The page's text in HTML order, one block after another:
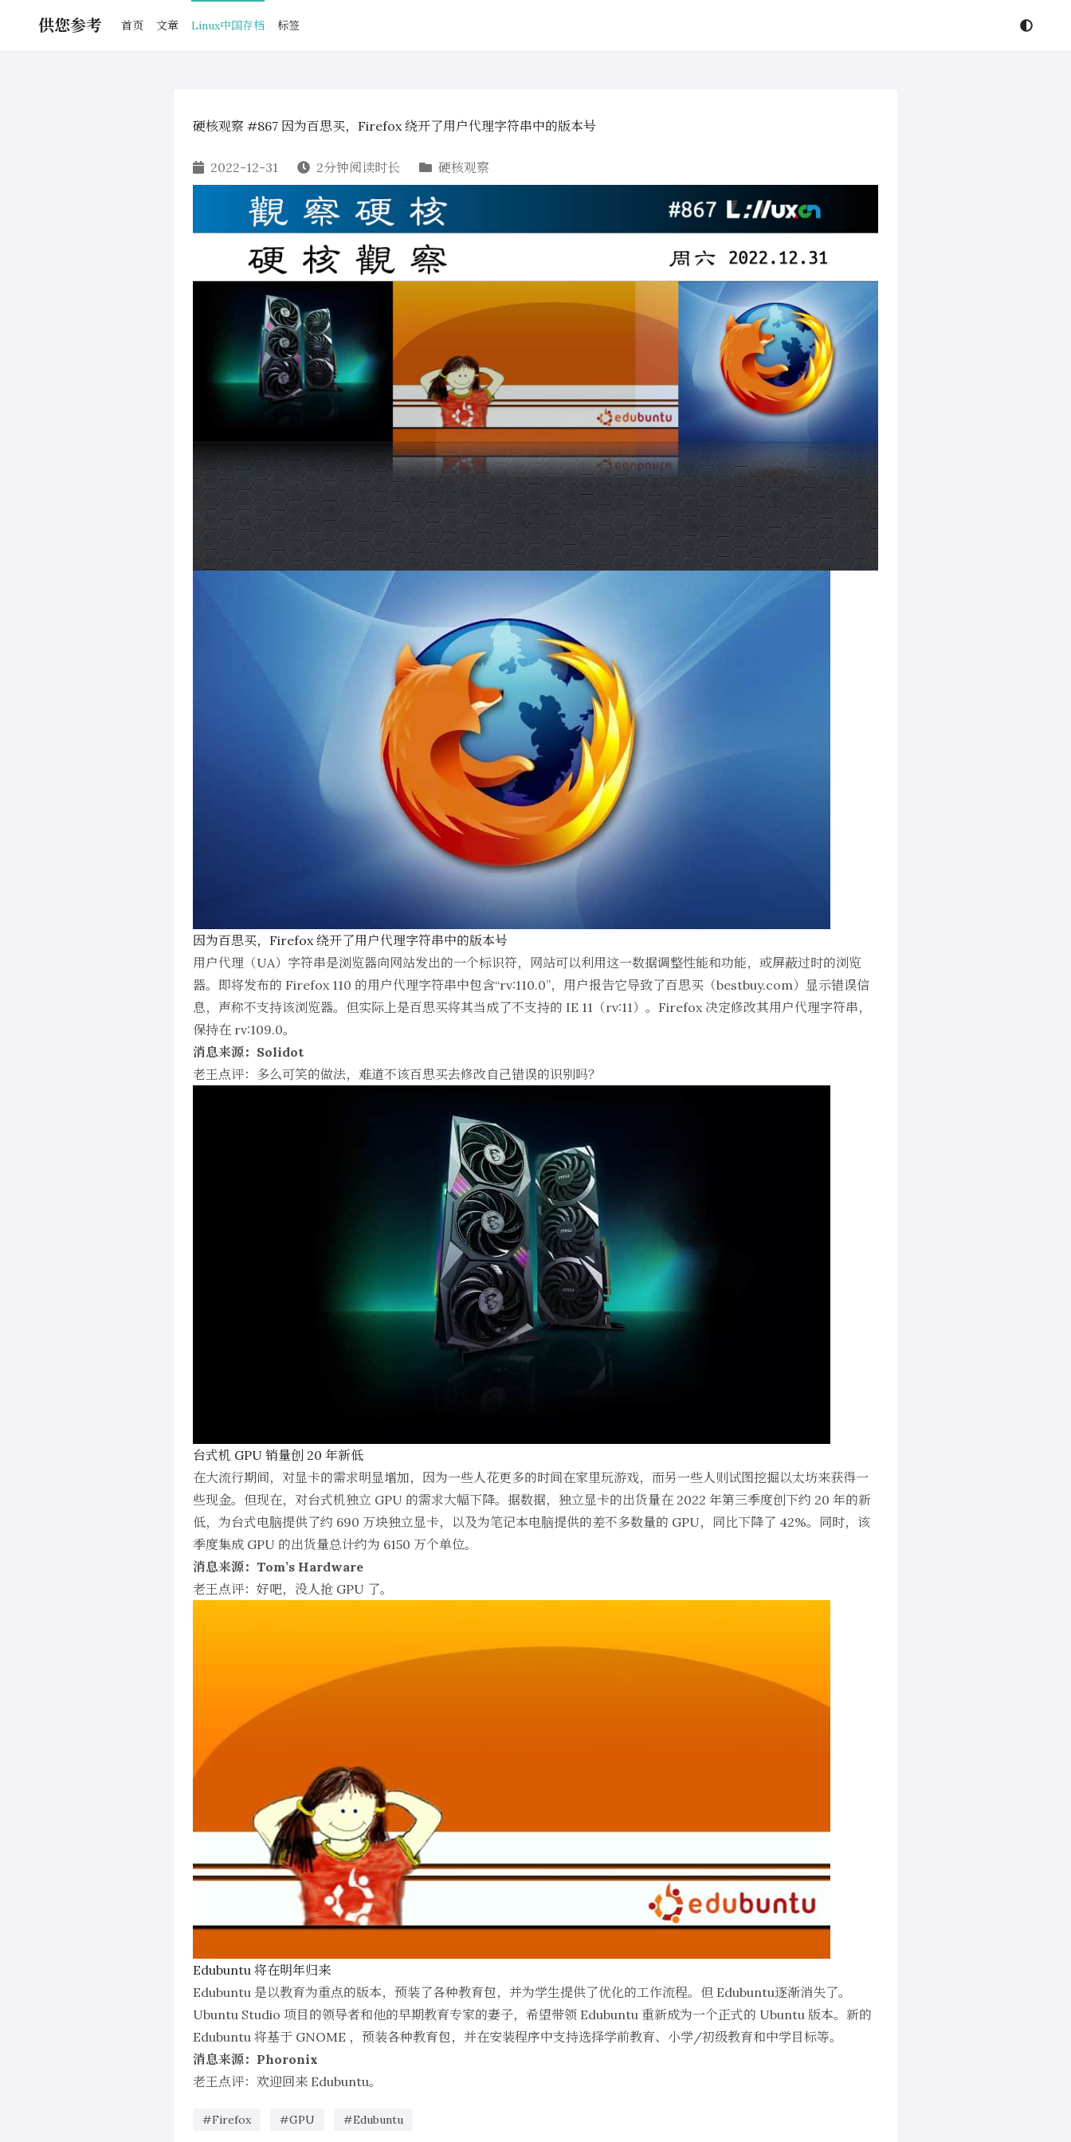
供您参考 首页 文章 Linux中国存档 标签
硬核观察 #867 因为百思买，Firefox 绕开了用户代理字符串中的版本号
2022-12-31 2分钟阅读时长 硬核观察
因为百思买，Firefox 绕开了用户代理字符串中的版本号
用户代理（UA）字符串是浏览器向网站发出的一个标识符，网站可以利用这一数据调整性能和功能，或屏蔽过时的浏览
器。即将发布的 Firefox 110 的用户代理字符串中包含“rv:110.0”，用户报告它导致了百思买（bestbuy.com）显示错误信
息，声称不支持该浏览器。但实际上是百思买将其当成了不支持的 IE 11（rv:11）。Firefox 决定修改其用户代理字符串，
保持在 rv:109.0。
消息来源：Solidot
老王点评：多么可笑的做法，难道不该百思买去修改自己错误的识别吗？
台式机 GPU 销量创 20 年新低
在大流行期间，对显卡的需求明显增加，因为一些人花更多的时间在家里玩游戏，而另一些人则试图挖掘以太坊来获得一
些现金。但现在，对台式机独立 GPU 的需求大幅下降。据数据，独立显卡的出货量在 2022 年第三季度创下约 20 年的新
低，为台式电脑提供了约 690 万块独立显卡，以及为笔记本电脑提供的差不多数量的 GPU，同比下降了 42%。同时，该
季度集成 GPU 的出货量总计约为 6150 万个单位。
消息来源：Tom’s Hardware
老王点评：好吧，没人抢 GPU 了。
Edubuntu 将在明年归来
Edubuntu 是以教育为重点的版本，预装了各种教育包，并为学生提供了优化的工作流程。但 Edubuntu逐渐消失了。
Ubuntu Studio 项目的领导者和他的早期教育专家的妻子，希望带领 Edubuntu 重新成为一个正式的 Ubuntu 版本。新的
Edubuntu 将基于 GNOME ，预装各种教育包，并在安装程序中支持选择学前教育、小学/初级教育和中学目标等。
消息来源：Phoronix
老王点评：欢迎回来 Edubuntu。
#Firefox #GPU #Edubuntu